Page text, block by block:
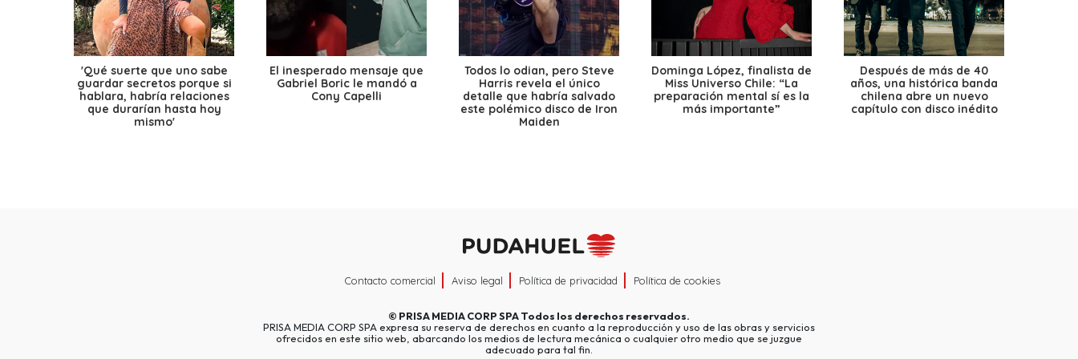
'Qué suerte que uno sabe
guardar secretos porque si
hablara, habría relaciones
que durarían hasta hoy
mismo'
El inesperado mensaje que
Gabriel Boric le mandó a
Cony Capelli
Todos lo odian, pero Steve
Harris revela el único
detalle que habría salvado
este polémico disco de Iron
Maiden
Dominga López, finalista de
Miss Universo Chile: “La
preparación mental sí es la
más importante”
Después de más de 40
años, una histórica banda
chilena abre un nuevo
capítulo con disco inédito
Contacto comercial Aviso legal Política de privacidad Política de cookies
© PRISA MEDIA CORP SPATodos los derechos reservados.
PRISA MEDIA CORP SPA expresa su reserva de derechos en cuanto a la reproducción y uso de las obras y servicios
ofrecidos en este sitio web, abarcando los medios de lectura mecánica o cualquier otro medio que se juzgue
adecuado para tal fin.